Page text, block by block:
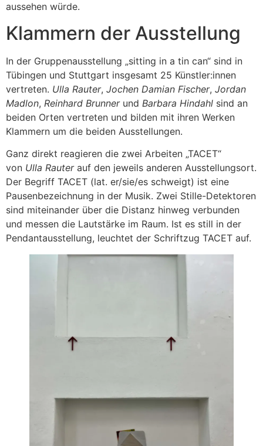
aussehen würde.
Klammern der Ausstellung
In der Gruppenausstellung „sitting in a tin can“ sind in
Tübingen und Stuttgart insgesamt 25 Künstler:innen
vertreten. Ulla Rauter, Jochen Damian Fischer, Jordan
Madlon, Reinhard Brunner und Barbara Hindahl sind an
beiden Orten vertreten und bilden mit ihren Werken
Klammern um die beiden Ausstellungen.
Ganz direkt reagieren die zwei Arbeiten „TACET“
von Ulla Rauterauf den jeweils anderen Ausstellungsort.
Der Begriff TACET (lat. er/sie/es schweigt) ist eine
Pausenbezeichnung in der Musik. Zwei Stille-Detektoren
sind miteinander über die Distanz hinweg verbunden
und messen die Lautstärke im Raum. Ist es still in der
Pendantausstellung, leuchtet der Schriftzug TACET auf.